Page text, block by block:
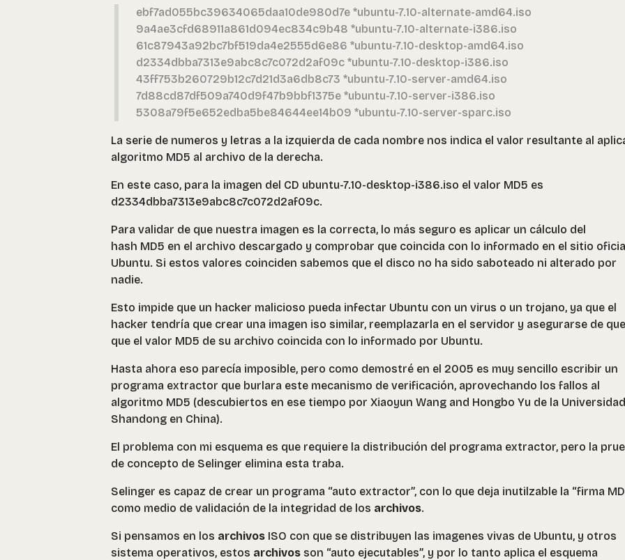
ebf7ad055bc39634065daa10de980d7e *ubuntu-7.10-alternate-amd64.iso
9a4ae3cfd68911a861d094ec834c9b48 *ubuntu-7.10-alternate-i386.iso
61c87943a92bc7bf519da4e2555d6e86 *ubuntu-7.10-desktop-amd64.iso
d2334dbba7313e9abc8c7c072d2af09c *ubuntu-7.10-desktop-i386.iso
43ff753b260729b12c7d21d3a6db8c73 *ubuntu-7.10-server-amd64.iso
7d88cd87df509a740d9f47b9bbf1375e *ubuntu-7.10-server-i386.iso
5308a79f5e652edba5be84644ee14b09 *ubuntu-7.10-server-sparc.iso
La serie de numeros y letras a la izquierda de cada nombre nos indica el valor resultante al
algoritmo MD5 al archivo de la derecha.
En este caso, para la imagen del CD ubuntu-7.10-desktop-i386.iso el valor MD5 es
d2334dbba7313e9abc8c7c072d2af09c.
Para validar de que nuestra imagen es la correcta, lo más seguro es aplicar un cálculo del
hash MD5 en el archivo descargado y comprobar que coincida con lo informado en el sitio
Ubuntu. Si estos valores coinciden sabemos que el disco no ha sido saboteado ni alterado por
nadie.
Esto impide que un hacker malicioso pueda infectar Ubuntu con un virus o un trojano, ya que el
hacker tendría que crear una imagen iso similar, reemplazarla en el servidor y asegurarse de que
que el valor MD5 de su archivo coincida con lo informado por Ubuntu.
Hasta ahora eso parecía imposible, pero como demostré en el 2005 es muy sencillo escribir un
programa extractor que burlara este mecanismo de verificación, aprovechando los fallos al
algoritmo MD5 (descubiertos en ese tiempo por Xiaoyun Wang and Hongbo Yu de la
Shandong en China).
El problema con mi esquema es que requiere la distribución del programa extractor, pero la
de concepto de Selinger elimina esta traba.
Selinger es capaz de crear un programa “auto extractor”, con lo que deja inutilzable la “firma
como medio de validación de la integridad de los archivos.
Si pensamos en los archivos ISO con que se distribuyen las imagenes vivas de Ubuntu, y otros
sistema operativos, estos archivos son “auto ejecutables”, y por lo tanto aplica el esquema